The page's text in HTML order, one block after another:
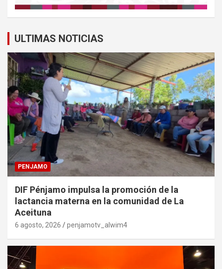
ULTIMAS NOTICIAS
PENJAMO
DIF Pénjamo impulsa la promoción de la
lactancia materna en la comunidad de La
Aceituna
6 agosto, 2026 penjamotv_alwim4